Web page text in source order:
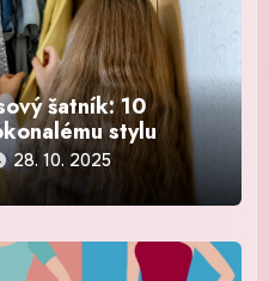
šatník: 10
stylu
28. 10. 2025